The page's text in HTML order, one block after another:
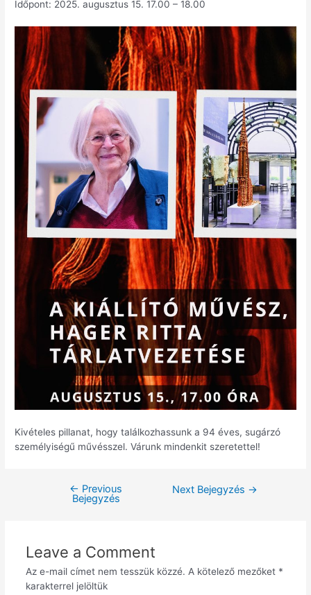
Időpont: 2025. augusztus 15. 17.00 – 18.00
Kivételes pillanat, hogy találkozhassunk a 94 éves, sugárzó
személyiségű művésszel. Várunk mindenkit szeretettel!
← Previous
Bejegyzés
Next Bejegyzés →
Leave a Comment
Az e-mail címet nem tesszük közzé. A kötelező mezőket *
karakterrel jelöltük